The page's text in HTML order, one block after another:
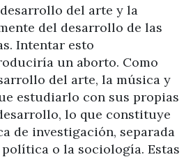
del arte y la
del desarrollo de las
Intentar esto
un aborto. Como
del arte, la música y
estudiarlo con sus propias
lo que constituye
de investigación, separada
o la sociología. Estas